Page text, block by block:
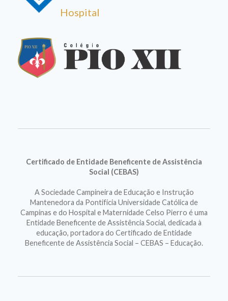
Hospital
Certificado de Entidade Beneficente de Assistência
Social (CEBAS)
A Sociedade Campineira de Educação e Instrução
Mantenedora da Pontifícia Universidade Católica de
Campinas e do Hospital e Maternidade Celso Pierro é uma
Entidade Beneficente de Assistência Social, dedicada à
educação, portadora do Certificado de Entidade
Beneficente de Assistência Social – CEBAS – Educação.